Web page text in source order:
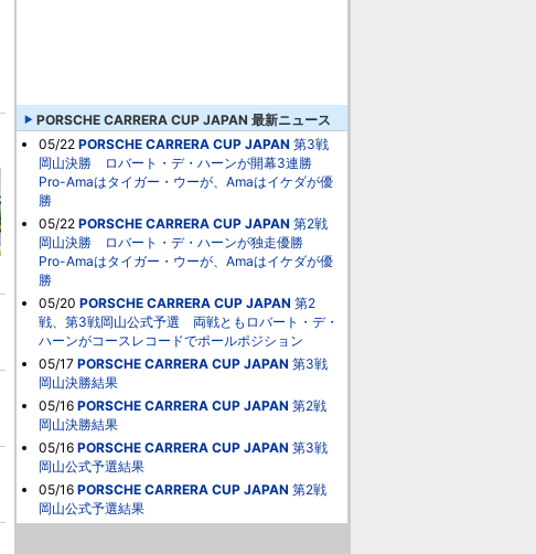
PORSCHE CARRERA CUP JAPAN 最新ニュース
05/22 PORSCHE CARRERA CUP JAPAN 第3戦
岡山決勝 ロバート・デ・ハーンが開幕3連勝
Pro-Amaはタイガー・ウーが、Amaはイケダが優
勝
05/22 PORSCHE CARRERA CUP JAPAN 第2戦
岡山決勝 ロバート・デ・ハーンが独走優勝
Pro-Amaはタイガー・ウーが、Amaはイケダが優
勝
05/20 PORSCHE CARRERA CUP JAPAN 第2
戦、第3戦岡山公式予選 両戦ともロバート・デ・
ハーンがコースレコードでポールポジション
05/17 PORSCHE CARRERA CUP JAPAN 第3戦
岡山決勝結果
05/16 PORSCHE CARRERA CUP JAPAN 第2戦
岡山決勝結果
05/16 PORSCHE CARRERA CUP JAPAN 第3戦
岡山公式予選結果
05/16 PORSCHE CARRERA CUP JAPAN 第2戦
岡山公式予選結果